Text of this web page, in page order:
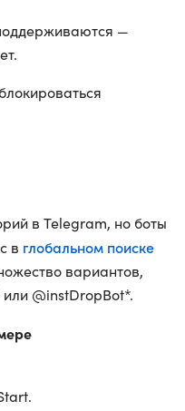
—
в Telegram, но боты
в глобальном поиске
вариантов,
@instDropBot*.